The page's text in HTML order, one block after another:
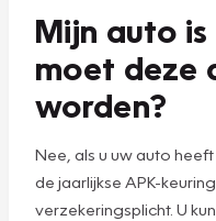
Mijn auto
moet deze
worden?
Nee, als u uw auto
de jaarlijkse APK-
verzekeringsplicht. U